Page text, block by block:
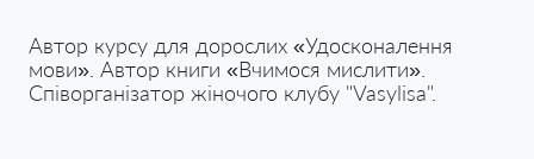
Автор курсу для дорослих «Удосконалення
мови». Автор книги «Вчимося мислити».
Співорганізатор жіночого клубу "Vasylisa".